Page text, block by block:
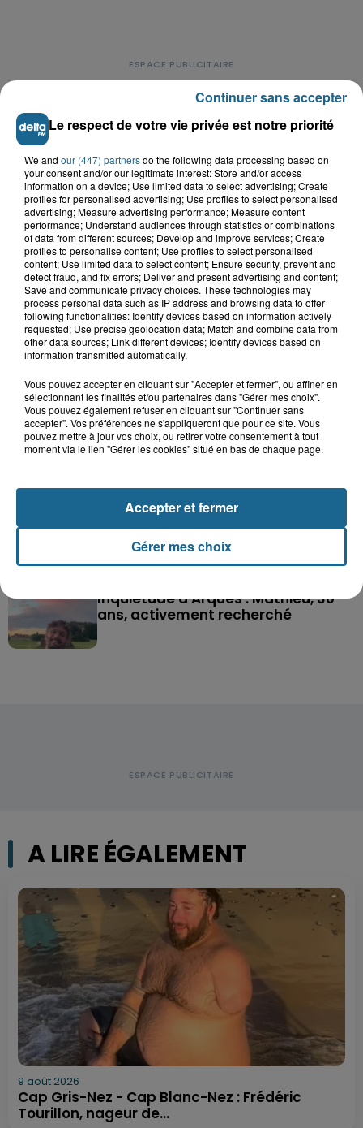
LE TOP DE L'ACTU
Saint-Omer : un enfant gravement brûlé
après l'explosion d'un jouet...
Valérie, 46 ans, portée disparue
blessés, deux femmes en urgence...
Inquiétude à Arques : Mathieu, 30
ans, activement recherché
A LIRE ÉGALEMENT
9 août 2026
Cap Gris-Nez - Cap Blanc-Nez : Frédéric
Tourillon, nageur de...
Le respect de votre vie privée est notre priorité
We and our (447) partnersdo the following data processing based on
your consent and/or our legitimate interest: Store and/or access
information on a device; Use limited data to select advertising; Create
profiles for personalised advertising; Use profiles to select personalised
advertising; Measure advertising performance; Measure content
performance; Understand audiences through statistics or combinations
of data from different sources; Develop and improve services; Create
profiles to personalise content; Use profiles to select personalised
content; Use limited data to select content; Ensure security, prevent and
detect fraud, and fix errors; Deliver and present advertising and content;
Save and communicate privacy choices. These technologies may
process personal data such as IP address and browsing data to offer
following functionalities: Identify devices based on information actively
requested; Use precise geolocation data; Match and combine data from
other data sources; Link different devices; Identify devices based on
information transmitted automatically.
Vous pouvez accepter en cliquant sur "Accepter et fermer", ou affiner en
sélectionnant les finalités et/ou partenaires dans "Gérer mes choix".
Vous pouvez également refuser en cliquant sur "Continuer sans
accepter". Vos préférences ne s'appliqueront que pour ce site. Vous
pouvez mettre à jour vos choix, ou retirer votre consentement à tout
moment via le lien "Gérer les cookies" situé en bas de chaque page.
Gérer mes choix
Accepter et fermer
Continuer sans accepter